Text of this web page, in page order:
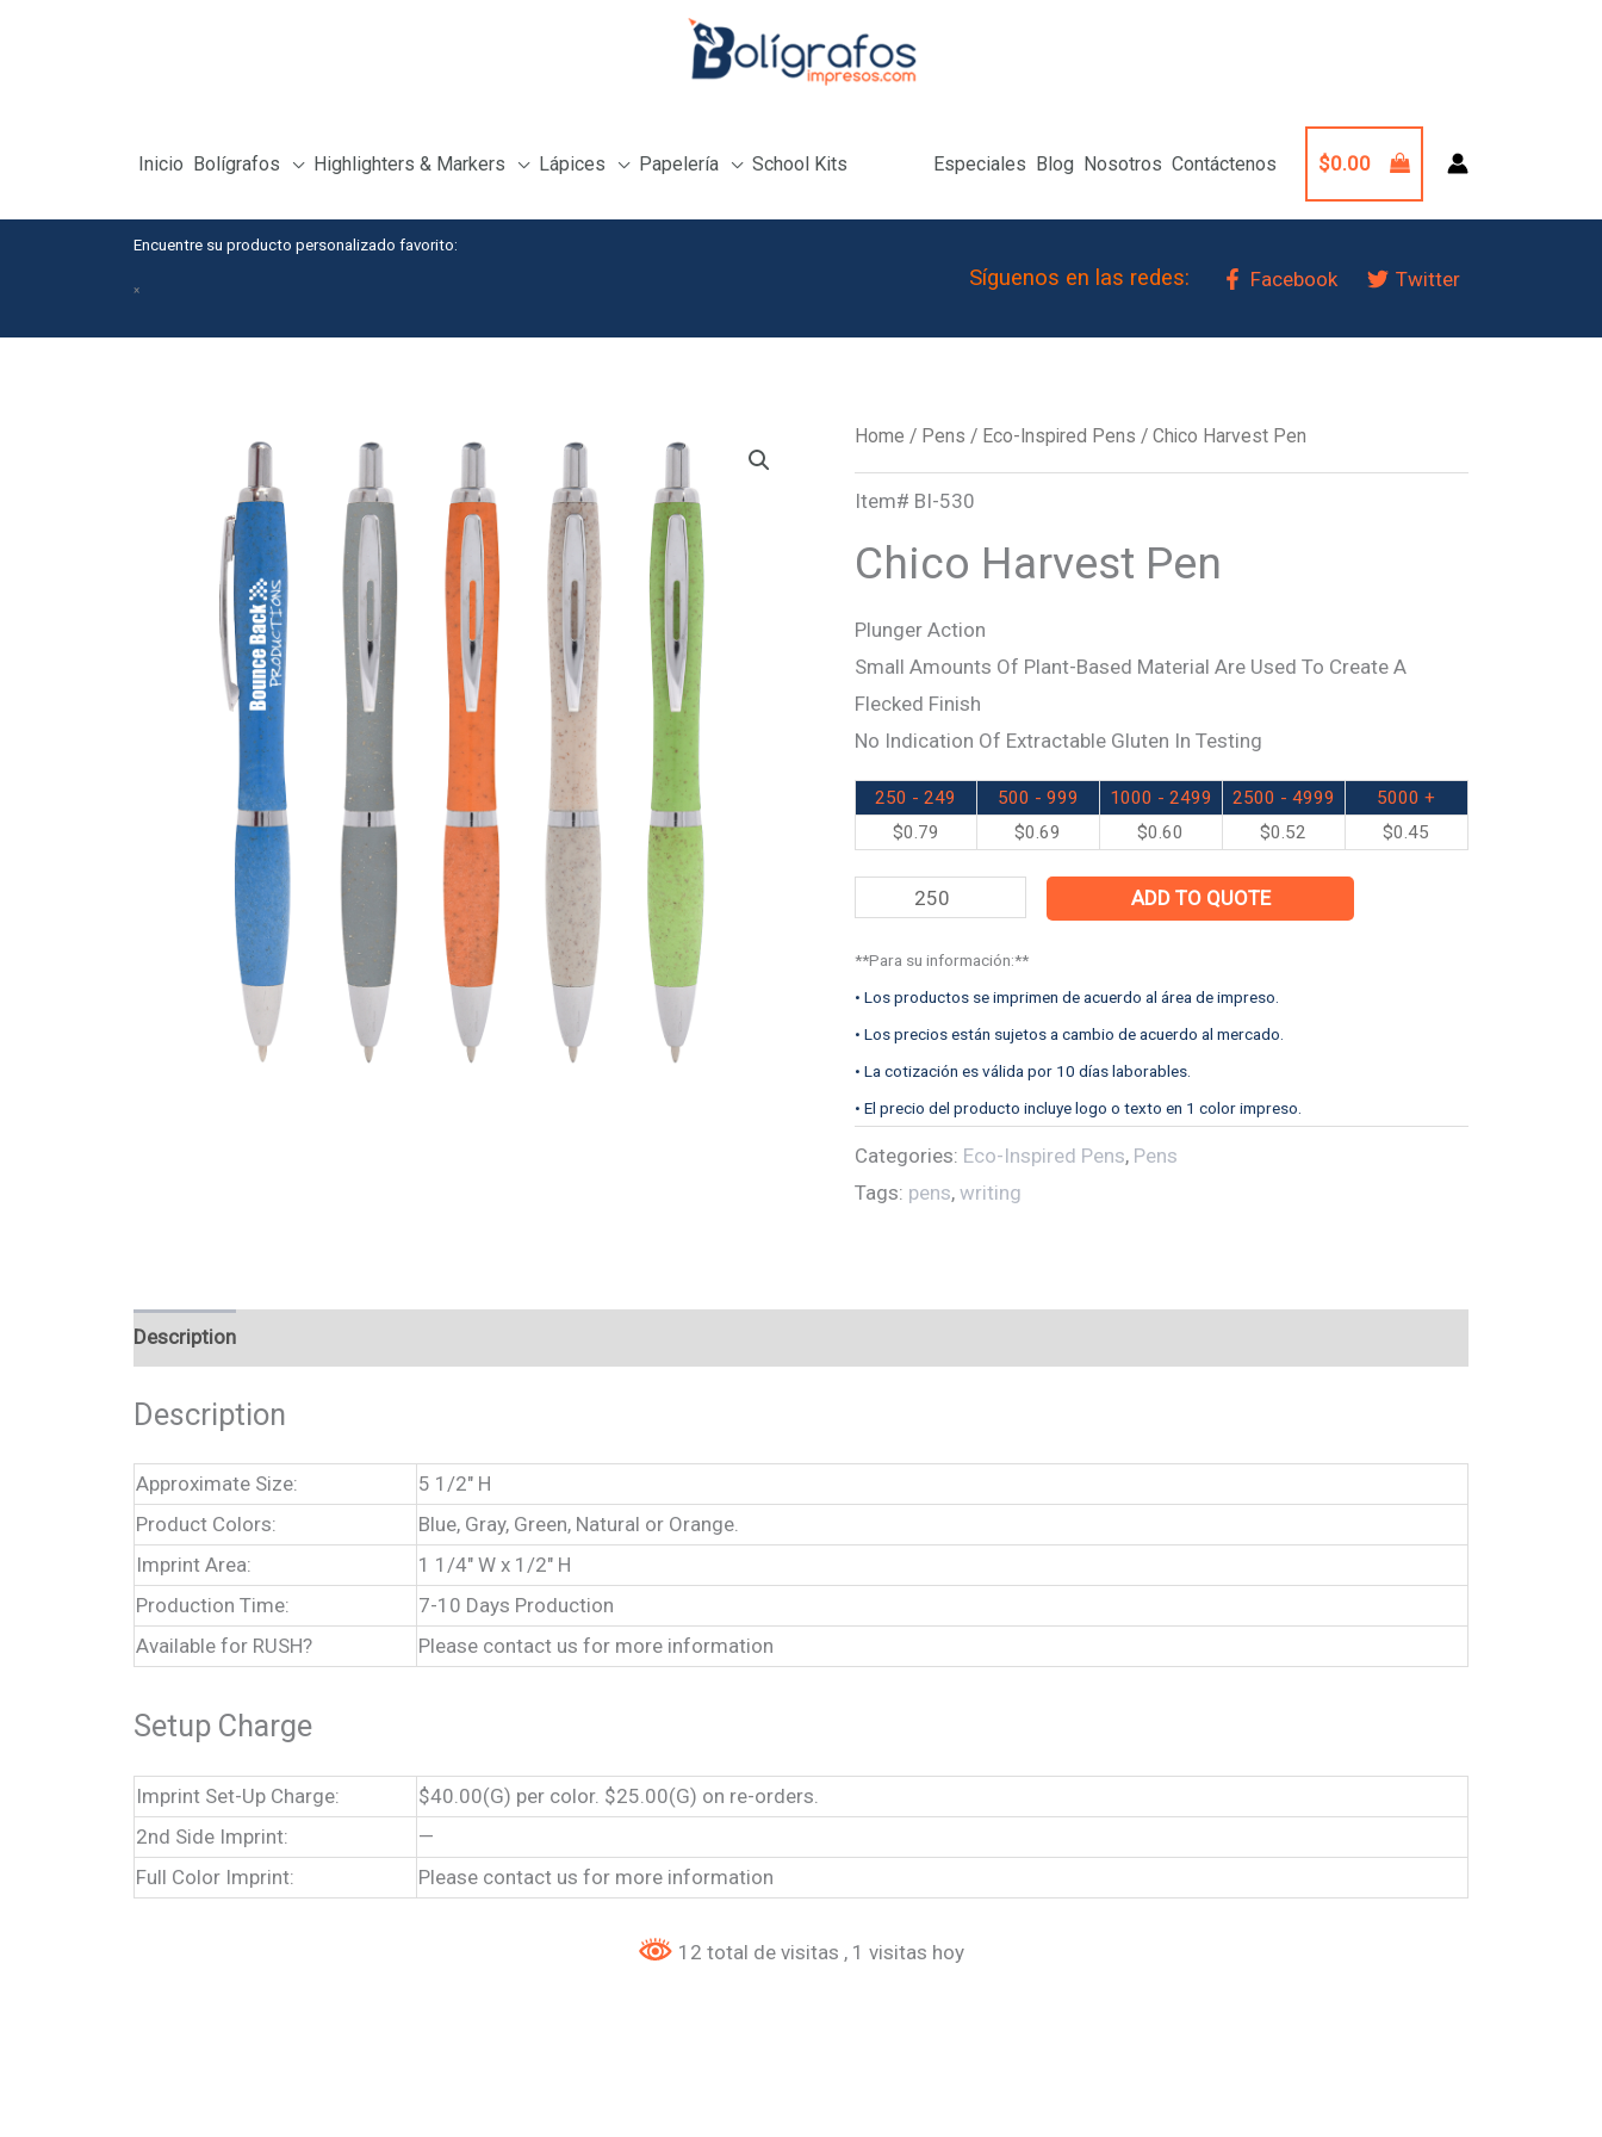
Inicio Bolígrafos Highlighters & Markers Lápices Papelería School Kits Especiales Blog Nosotros Contáctenos $0.00
Encuentre su producto personalizado favorito:
× Síguenos en las redes: Facebook Twitter
Home / Pens / Eco-Inspired Pens / Chico Harvest Pen
Item# BI-530
Chico Harvest Pen
Plunger Action
Small Amounts Of Plant-Based Material Are Used To Create A
Flecked Finish
No Indication Of Extractable Gluten In Testing
250 - 249 500 - 999 1000 - 2499 2500 - 4999
5000 +
$0.79 $0.69 $0.60 $0.52 $0.45
Chico
Harvest
Pen
quantity
ADD TO QUOTE
**Para su información:**
• Los productos se imprimen de acuerdo al área de impreso.
• Los precios están sujetos a cambio de acuerdo al mercado.
• La cotización es válida por 10 días laborables.
• El precio del producto incluye logo o texto en 1 color impreso.
Categories: Eco-Inspired Pens, Pens
Tags: pens, writing
Description
Description
Approximate Size:
5 1/2″ H
Product Colors:
Blue, Gray, Green, Natural or Orange.
Imprint Area:
1 1/4″ W x 1/2″ H
Production Time:
7-10 Days Production
Available for RUSH?
Please contact us for more information
Setup Charge
Imprint Set-Up Charge:
$40.00(G) per color. $25.00(G) on re-orders.
2nd Side Imprint:
—
Full Color Imprint:
Please contact us for more information
12 total de visitas , 1 visitas hoy